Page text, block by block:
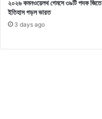
তাঁ
র
গ্ল্যা
কে
বি
য়ে
র
রে
২০২৬ কমনওয়েলথ গেমসে ৩৯টি পদক জিতে
ইতিহাস গড়ল ভারত
3 days ago